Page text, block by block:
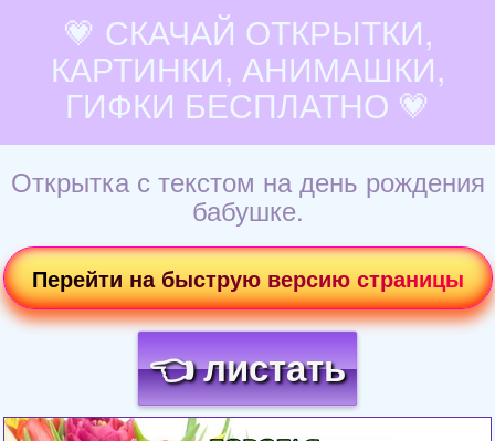
💗 СКАЧАЙ ОТКРЫТКИ,
КАРТИНКИ, АНИМАШКИ,
ГИФКИ БЕСПЛАТНО 💗
Открытка с текстом на день рождения
бабушке.
Перейти на быструю версию страницы
👈 листать